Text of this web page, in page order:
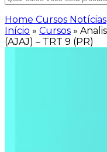
Home Cursos Notícias
Início » Cursos »
(AJAJ) – TRT 9 (PR)